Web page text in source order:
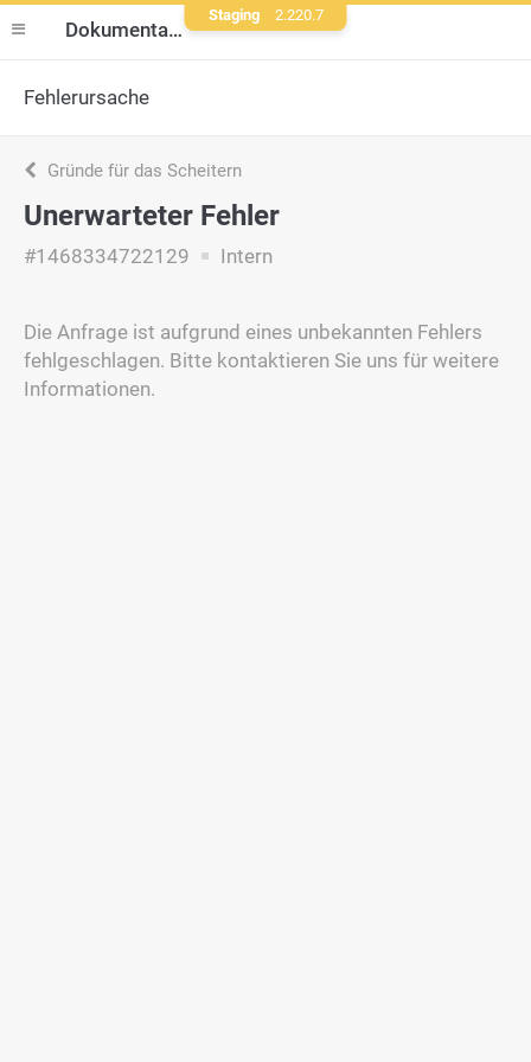
Dokumentation
Fehlerursache
Gründe für das Scheitern
Unerwarteter Fehler
#1468334722129 Intern
Die Anfrage ist aufgrund eines unbekannten Fehlers
fehlgeschlagen. Bitte kontaktieren Sie uns für weitere
Informationen.
Staging 2.220.7